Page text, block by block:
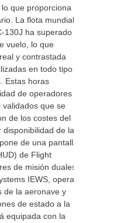
que proporciona
La flota mundial
130J ha superado
vuelo, lo que
y contrastada
en todo tipo
Estas horas
de operadores
validados que se
de los costes del
de la
de una pantalla
de Flight
de misión duales,
IEWS, operan
de la aeronave y
de estado a la
equipada con la